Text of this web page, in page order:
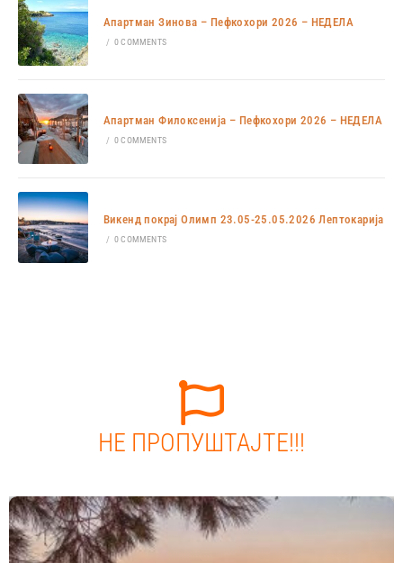
Апартман Зинова – Пефкохори 2026 – НЕДЕЛА
/ 0 COMMENTS
Апартман Филоксенија – Пефкохори 2026 – НЕДЕЛА
/ 0 COMMENTS
Викенд покрај Олимп 23.05-25.05.2026 Лептокарија
/ 0 COMMENTS
НЕ ПРОПУШТАЈТЕ!!!